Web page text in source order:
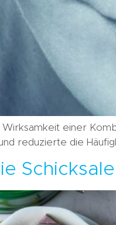
einer
reduzierte die